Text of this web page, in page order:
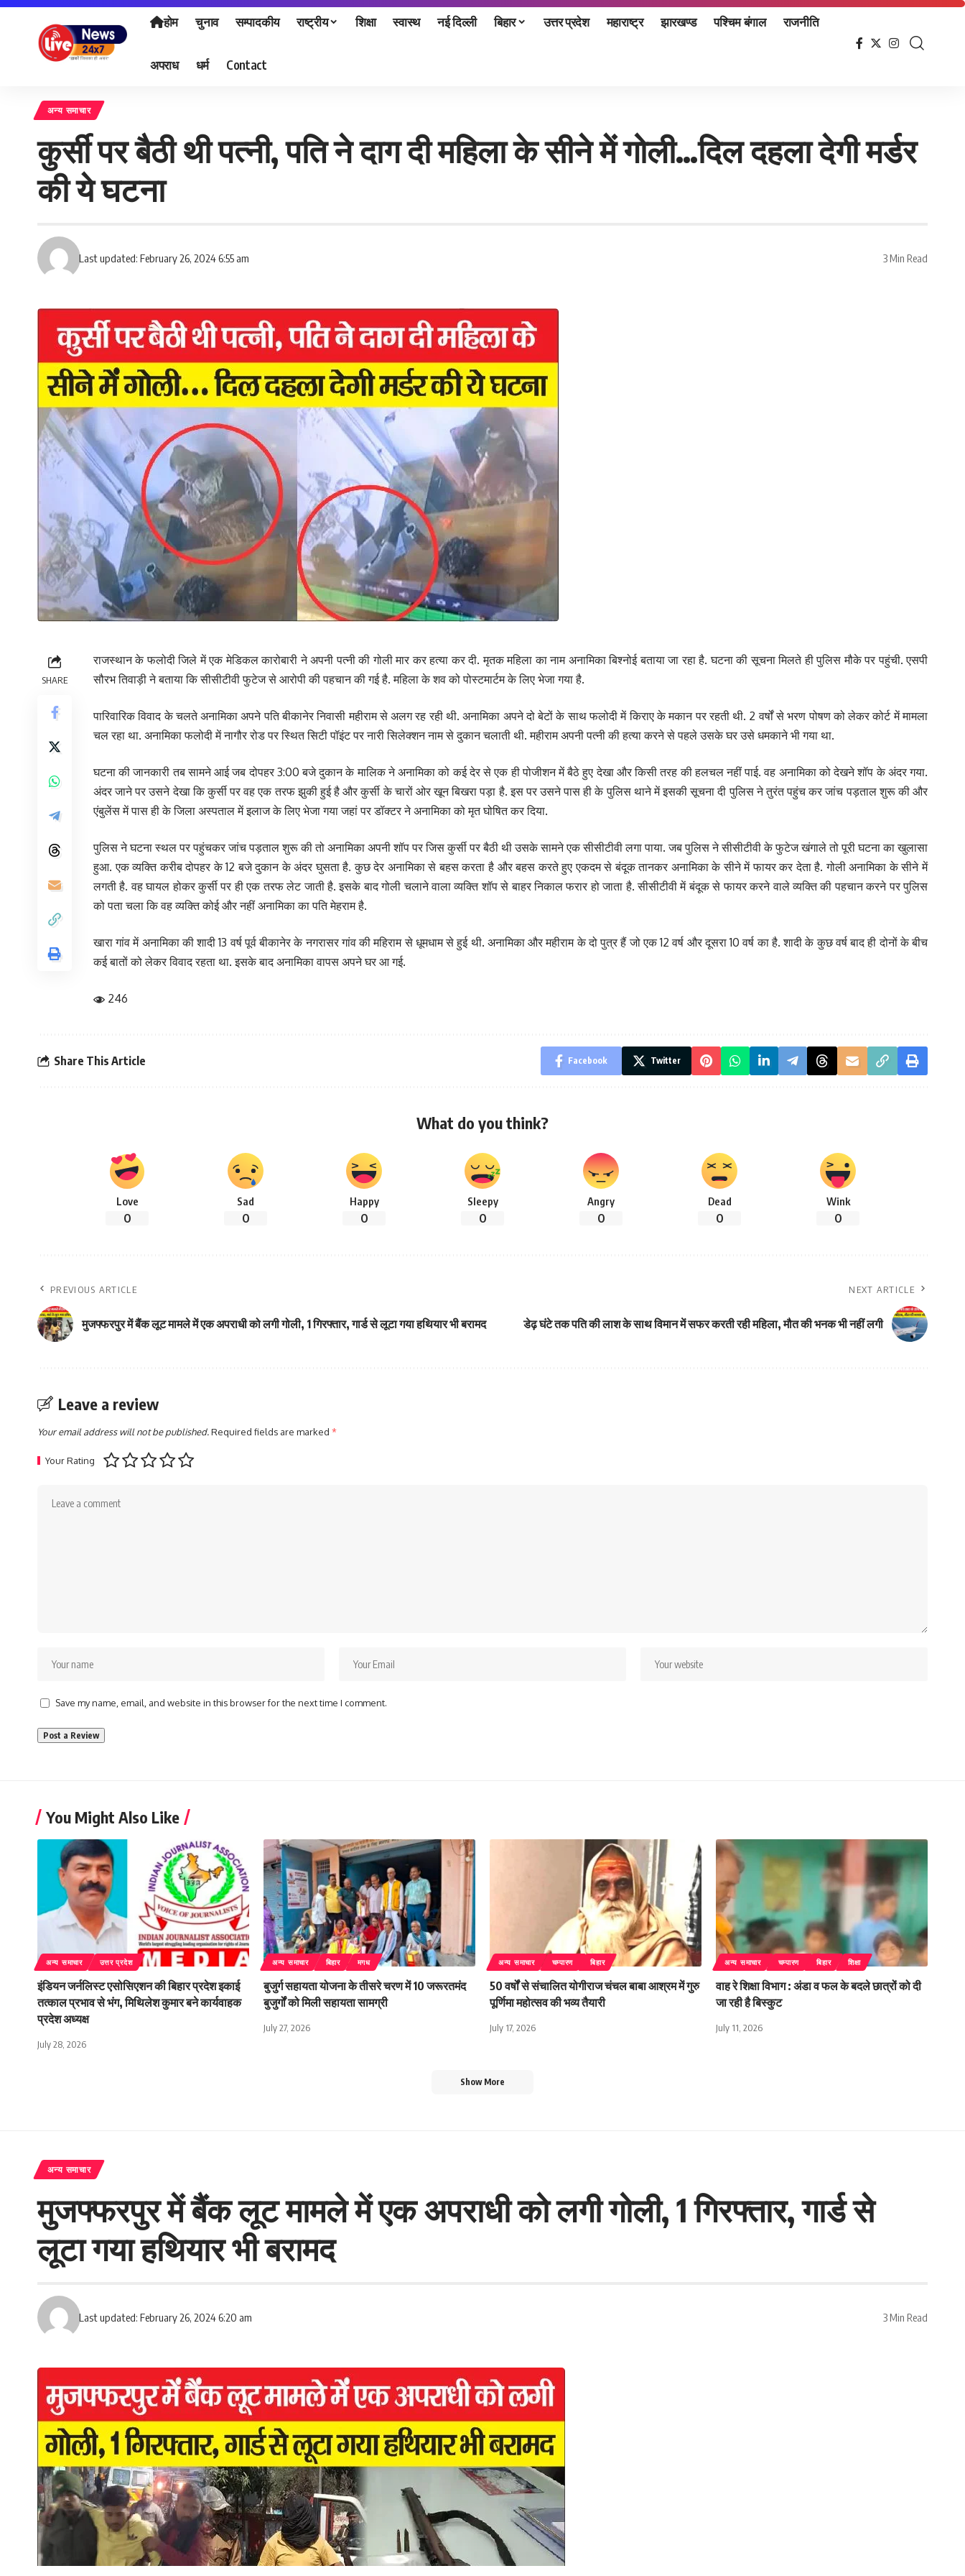
होम चुनाव सम्पादकीय राष्ट्रीय शिक्षा स्वास्थ नई दिल्ली बिहार उत्तर प्रदेश महाराष्ट्र झारखण्ड पश्चिम बंगाल राजनीति
अपराध धर्म Contact
अन्य समाचार
कुर्सी पर बैठी थी पत्नी, पति ने दाग दी महिला के सीने में गोली…दिल दहला देगी मर्डर
की ये घटना
Last updated: February 26, 2024 6:55 am 3 Min Read
SHARE
राजस्थान के फलोदी जिले में एक मेडिकल कारोबारी ने अपनी पत्नी की गोली मार कर हत्या कर दी. मृतक महिला का नाम अनामिका बिश्नोई बताया जा रहा है. घटना की सूचना मिलते ही पुलिस मौके पर पहुंची. एसपी
सौरभ तिवाड़ी ने बताया कि सीसीटीवी फुटेज से आरोपी की पहचान की गई है. महिला के शव को पोस्टमार्टम के लिए भेजा गया है.
पारिवारिक विवाद के चलते अनामिका अपने पति बीकानेर निवासी महीराम से अलग रह रही थी. अनामिका अपने दो बेटों के साथ फलोदी में किराए के मकान पर रहती थी. 2 वर्षों से भरण पोषण को लेकर कोर्ट में मामला
चल रहा था. अनामिका फलोदी में नागौर रोड पर स्थित सिटी पॉइंट पर नारी सिलेक्शन नाम से दुकान चलाती थी. महीराम अपनी पत्नी की हत्या करने से पहले उसके घर उसे धमकाने भी गया था.
घटना की जानकारी तब सामने आई जब दोपहर 3:00 बजे दुकान के मालिक ने अनामिका को कई देर से एक ही पोजीशन में बैठे हुए देखा और किसी तरह की हलचल नहीं पाई. वह अनामिका को देखने शॉप के अंदर गया.
अंदर जाने पर उसने देखा कि कुर्सी पर वह एक तरफ झुकी हुई है और कुर्सी के चारों ओर खून बिखरा पड़ा है. इस पर उसने पास ही के पुलिस थाने में इसकी सूचना दी पुलिस ने तुरंत पहुंच कर जांच पड़ताल शुरू की और
एंबुलेंस में पास ही के जिला अस्पताल में इलाज के लिए भेजा गया जहां पर डॉक्टर ने अनामिका को मृत घोषित कर दिया.
पुलिस ने घटना स्थल पर पहुंचकर जांच पड़ताल शुरू की तो अनामिका अपनी शॉप पर जिस कुर्सी पर बैठी थी उसके सामने एक सीसीटीवी लगा पाया. जब पुलिस ने सीसीटीवी के फुटेज खंगाले तो पूरी घटना का खुलासा
हुआ. एक व्यक्ति करीब दोपहर के 12 बजे दुकान के अंदर घुसता है. कुछ देर अनामिका से बहस करता है और बहस करते हुए एकदम से बंदूक तानकर अनामिका के सीने में फायर कर देता है. गोली अनामिका के सीने में
लगती है. वह घायल होकर कुर्सी पर ही एक तरफ लेट जाती है. इसके बाद गोली चलाने वाला व्यक्ति शॉप से बाहर निकाल फरार हो जाता है. सीसीटीवी में बंदूक से फायर करने वाले व्यक्ति की पहचान करने पर पुलिस
को पता चला कि वह व्यक्ति कोई और नहीं अनामिका का पति मेहराम है.
खारा गांव में अनामिका की शादी 13 वर्ष पूर्व बीकानेर के नगरासर गांव की महिराम से धूमधाम से हुई थी. अनामिका और महीराम के दो पुत्र हैं जो एक 12 वर्ष और दूसरा 10 वर्ष का है. शादी के कुछ वर्ष बाद ही दोनों के बीच
कई बातों को लेकर विवाद रहता था. इसके बाद अनामिका वापस अपने घर आ गई.
246
Share This Article Facebook Twitter
What do you think?
Love
0
Sad
0
Happy
0
Sleepy
0
Angry
0
Dead
0
Wink
0
PREVIOUS ARTICLE
मुजफ्फरपुर में बैंक लूट मामले में एक अपराधी को लगी गोली, 1 गिरफ्तार, गार्ड से लूटा गया हथियार भी बरामद
NEXT ARTICLE
डेढ़ घंटे तक पति की लाश के साथ विमान में सफर करती रही महिला, मौत की भनक भी नहीं लगी
Leave a review
Your email address will not be published.Required fields are marked *
Your Rating
Save my name, email, and website in this browser for the next time I comment.
You Might Also Like
अन्य समाचार उत्तर प्रदेश
इंडियन जर्नलिस्ट एसोसिएशन की बिहार प्रदेश इकाई
तत्काल प्रभाव से भंग, मिथिलेश कुमार बने कार्यवाहक
प्रदेश अध्यक्ष
July 28, 2026
अन्य समाचार बिहार मगध
बुजुर्ग सहायता योजना के तीसरे चरण में 10 जरूरतमंद
बुजुर्गों को मिली सहायता सामग्री
July 27, 2026
अन्य समाचार चम्पारण बिहार
50 वर्षों से संचालित योगीराज चंचल बाबा आश्रम में गुरु
पूर्णिमा महोत्सव की भव्य तैयारी
July 17, 2026
अन्य समाचार चम्पारण बिहार शिक्षा
वाह रे शिक्षा विभाग : अंडा व फल के बदले छात्रों को दी
जा रही है बिस्कुट
July 11, 2026
Show More
अन्य समाचार
मुजफ्फरपुर में बैंक लूट मामले में एक अपराधी को लगी गोली, 1 गिरफ्तार, गार्ड से
लूटा गया हथियार भी बरामद
Last updated: February 26, 2024 6:20 am 3 Min Read